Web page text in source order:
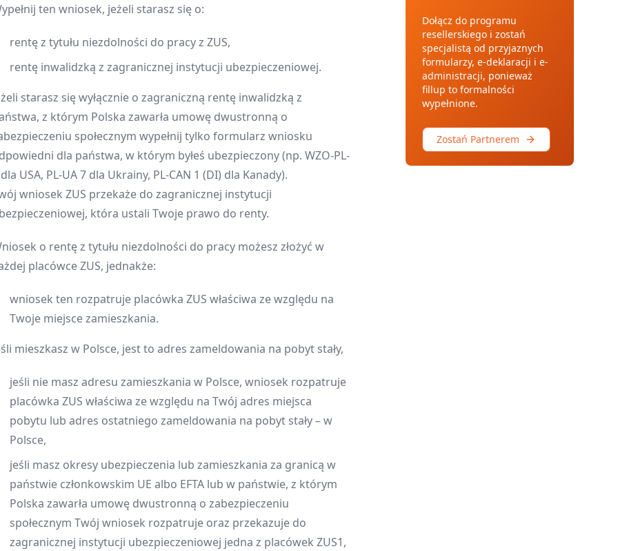
ten wniosek, jeżeli starasz się o:
rentę z tytułu niezdolności do pracy z ZUS,
rentę inwalidzką z zagranicznej instytucji ubezpieczeniowej.
starasz się wyłącznie o zagraniczną rentę inwalidzką z
z którym Polska zawarła umowę dwustronną o
społecznym wypełnij tylko formularz wniosku
dla państwa, w którym byłeś ubezpieczony (np. WZO-PL-
USA, PL-UA 7 dla Ukrainy, PL-CAN 1 (DI) dla Kanady).
wniosek ZUS przekaże do zagranicznej instytucji
która ustali Twoje prawo do renty.
o rentę z tytułu niezdolności do pracy możesz złożyć w
placówce ZUS, jednakże:
wniosek ten rozpatruje placówka ZUS właściwa ze względu na
Twoje miejsce zamieszkania.
mieszkasz w Polsce, jest to adres zameldowania na pobyt stały,
jeśli nie masz adresu zamieszkania w Polsce, wniosek rozpatruje
placówka ZUS właściwa ze względu na Twój adres miejsca
pobytu lub adres ostatniego zameldowania na pobyt stały – w
Polsce,
jeśli masz okresy ubezpieczenia lub zamieszkania za granicą w
państwie członkowskim UE albo EFTA lub w państwie, z którym
Polska zawarła umowę dwustronną o zabezpieczeniu
społecznym Twój wniosek rozpatruje oraz przekazuje do
zagranicznej instytucji ubezpieczeniowej jedna z placówek ZUS1,
Dołącz do programu
resellerskiego i zostań
specjalistą od przyjaznych
formularzy, e-deklaracji i e-
administracji, ponieważ
fillup to formalności
wypełnione.
Zostań Partnerem